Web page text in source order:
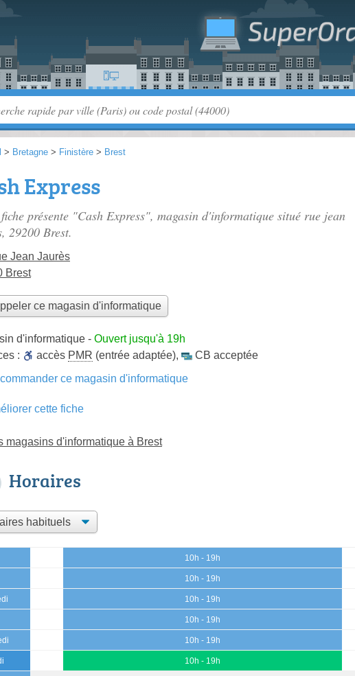
> Bretagne > Finistère > Brest
Express
présente "Cash Express", magasin d'informatique situé rue jean
, 29200 Brest.
Jean Jaurès
Brest
ce magasin d'informatique
d'informatique - Ouvert jusqu'à 19h
:
accès PMR (entrée adaptée),
CB acceptée
ce magasin d'informatique
cette fiche
magasins d'informatique à Brest
Horaires
10h - 19h
10h - 19h
10h - 19h
10h - 19h
10h - 19h
10h - 19h